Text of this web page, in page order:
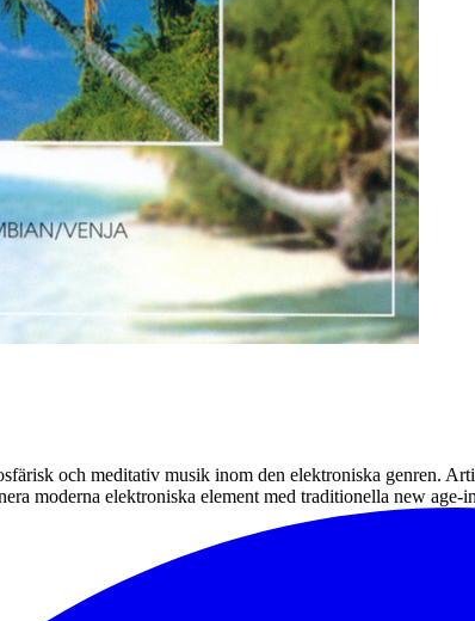
och meditativ musik inom den elektroniska genren.
moderna elektroniska element med traditionella new